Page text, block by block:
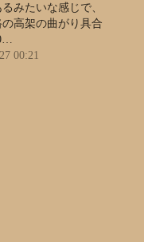
みたいな感じで、
高架の曲がり具合
00:21